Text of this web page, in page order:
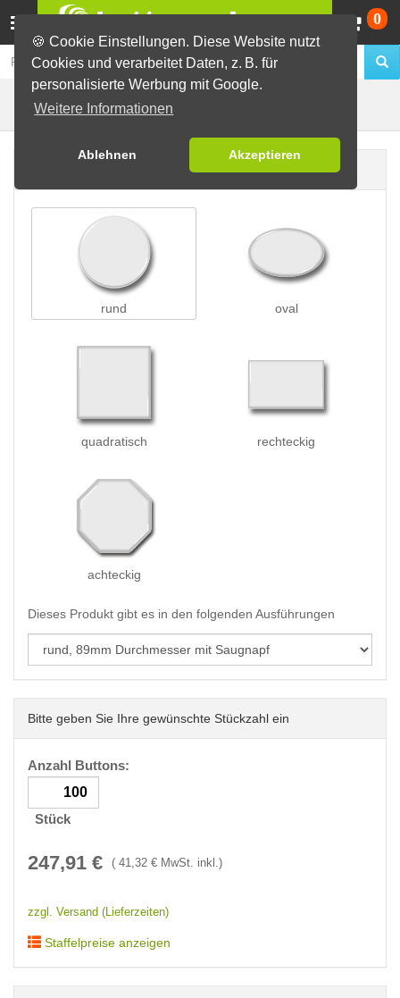
🍪 Cookie Einstellungen. Diese Website nutzt
Cookies und verarbeitet Daten, z. B. für
personalisierte Werbung mit Google.
Weitere Informationen
Ablehnen Akzeptieren
0
Buttons erstellen Buttons mit Saugnapf
rund oval
quadratisch rechteckig
achteckig
Dieses Produkt gibt es in den folgenden Ausführungen
Bitte geben Sie Ihre gewünschte Stückzahl ein
Anzahl Buttons:
Stück
247,91 € ( 41,32 € MwSt. inkl.)
zzgl. Versand (Lieferzeiten)
Staffelpreise anzeigen